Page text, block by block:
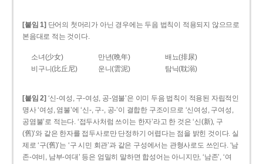
[붙임 1] 단어의 첫머리가 아닌 경우에는 두음 법칙이 적용되지 않으므로
본음대로 적는 것이다.
소녀(少女) 만년(晩年)
배뇨(排尿)
비구니(比丘尼)
운니(雲泥) 탐닉(耽溺)
[붙임 2] ‘신-여성, 구-여성, 공-염불’은 이미 두음 법칙이 적용된 자립적인
명사 ‘여성, 염불’에 ‘신-, 구-, 공-’이 결합한 구조이므로 ‘신여성, 구여성,
공염불’로 적는다. ‘접두사처럼 쓰이는 한자’라고 한 것은 ‘신(新), 구
(舊)’와 같은 한자를 접두사로만 단정하기 어렵다는 점을 밝힌 것이다. 실
제로 ‘구(舊)’는 ‘구 시민 회관’과 같은 구성에서는 관형사로도 쓰인다. ‘남
존­-여비, 남부-­여대’ 등은 엄밀히 말하면 합성어는 아니지만, ‘남존’, ‘여